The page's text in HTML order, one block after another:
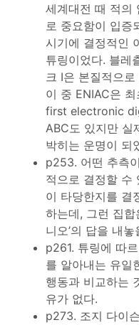
세계대전 때 적의
로 중요함이 입증
시기에 결정적인
튜링이었다. 블레
크 I은 본질적으
이 중 ENIAC은
first electronic
ABC도 있지만 실
박히는 운명이 되
p253. 어떤 추측
적으로 결정할 수
이 타당한지를 결
하는데, 그런 집합
니오’의 답을 내
p261. 튜링에 따
를 알아내는 유일
행동과 비교하는
유가 없다.
p273. 조지 다이